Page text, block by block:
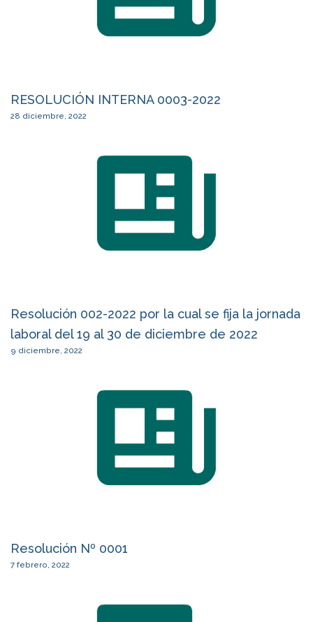
RESOLUCIÓN INTERNA 0003-2022
28 diciembre, 2022
Resolución 002-2022 por la cual se fija la jornada
laboral del 19 al 30 de diciembre de 2022
9 diciembre, 2022
Resolución Nº 0001
7 febrero, 2022